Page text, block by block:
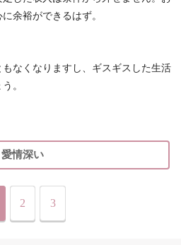
余裕ができるはず。
なくなりますし、ギスギスした生活
。
愛情深い
2 3